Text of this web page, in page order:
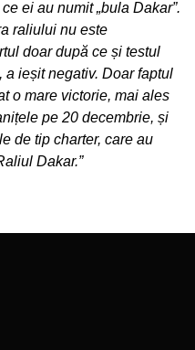
ei au numit „bula Dakar”.
raliului nu este
doar după ce și testul
a ieșit negativ. Doar faptul
o mare victorie, mai ales
pe 20 decembrie, și
de tip charter, care au
Dakar.”